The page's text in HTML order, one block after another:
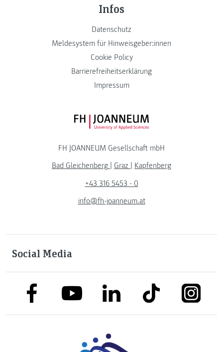
Infos
Datenschutz
Meldesystem für Hinweisgeber:innen
Cookie Policy
Barrierefreiheitserklärung
Impressum
FH JOANNEUM Logo
FH JOANNEUM Gesellschaft mbH
Bad Gleichenberg
Graz
Kapfenberg
+43 316 5453 - 0
info@fh-joanneum.at
Social Media
link to facebooklink to youtubelink to linkedinlink to tiktok